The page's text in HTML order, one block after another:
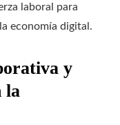
laboral para
economía digital.
y
la